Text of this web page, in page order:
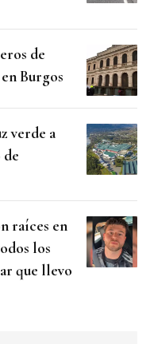
de
Burgos
verde a
raíces en
los
que llevo